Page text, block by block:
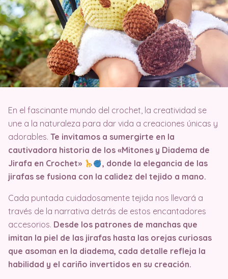
En el fascinante mundo del crochet, la creatividad se
une a la naturaleza para dar vida a creaciones únicas y
adorables. Te invitamos a sumergirte en la
cautivadora historia de los «Mitones y Diadema de
Jirafa en Crochet»
, donde la elegancia de las
jirafas se fusiona con la calidez del tejido a mano.
Cada puntada cuidadosamente tejida nos llevará a
través de la narrativa detrás de estos encantadores
accesorios. Desde los patrones de manchas que
imitan la piel de las jirafas hasta las orejas curiosas
que asoman en la diadema, cada detalle refleja la
habilidad y el cariño invertidos en su creación.